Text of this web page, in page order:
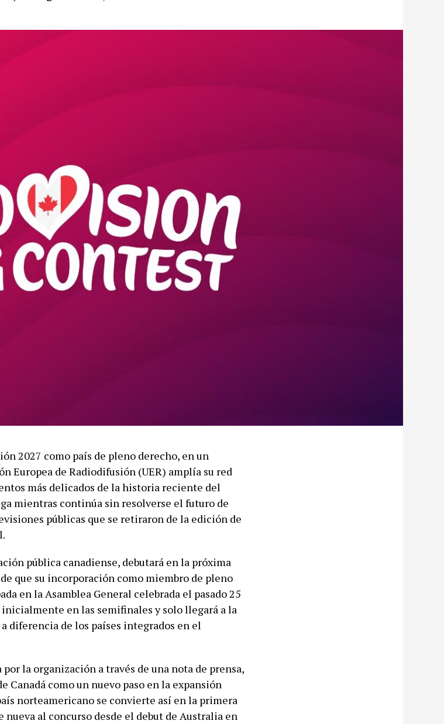
2027 como país de pleno derecho, en un
Europea de Radiodifusión (UER) amplía su red
más delicados de la historia reciente del
mientras continúa sin resolverse el futuro de
públicas que se retiraron de la edición de
pública canadiense, debutará en la próxima
que su incorporación como miembro de pleno
en la Asamblea General celebrada el pasado 25
en las semifinales y solo llegará a la
diferencia de los países integrados en el
la organización a través de una nota de prensa,
Canadá como un nuevo paso en la expansión
norteamericano se convierte así en la primera
al concurso desde el debut de Australia en